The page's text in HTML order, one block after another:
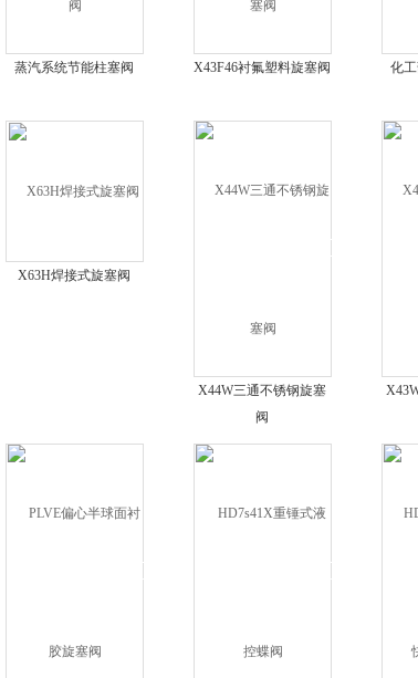
蒸汽系统节能柱塞阀 X43F46衬氟塑料旋塞阀 化
X63H焊接式旋塞阀
X44W三通不锈钢旋塞
阀